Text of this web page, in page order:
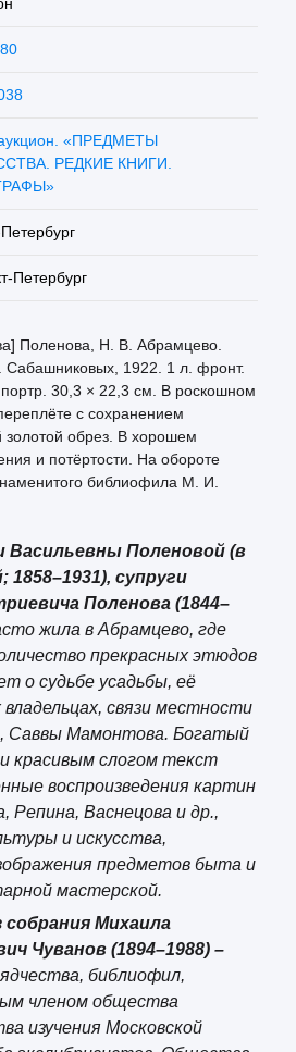
«ПРЕДМЕТЫ
РЕДКИЕ КНИГИ.
Петербург
Поленова, Н. В. Абрамцево.
1922. 1 л. фронт.
30,3 × 22,3 см. В роскошном
с сохранением
золотой обрез. В хорошем
и потёртости. На обороте
библиофила М. И.
Васильевны Поленовой (в
супруги
Поленова (1844–
жила в Абрамцево, где
прекрасных этюдов
о судьбе усадьбы, её
связи местности
Саввы Мамонтова. Богатый
красивым слогом текст
воспроизведения картин
Репина, Васнецова и др.,
и искусства,
предметов быта и
мастерской.
собрания Михаила
Чуванов (1894–1988) –
библиофил,
членом общества
изучения Московской